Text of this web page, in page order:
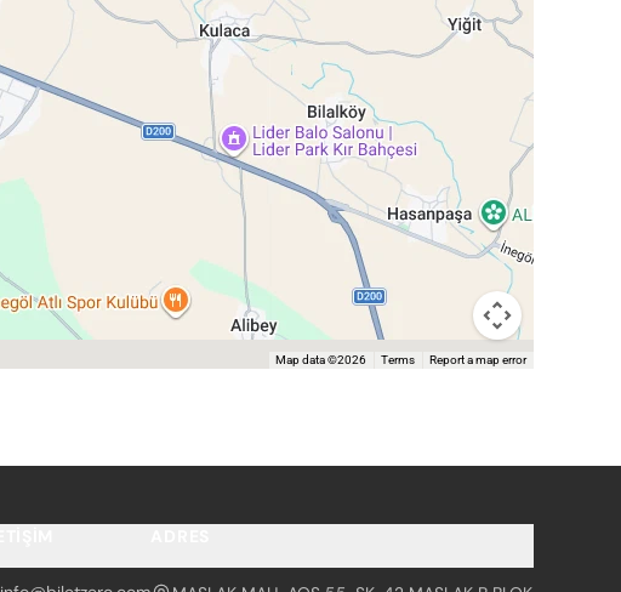
Map data ©2026 Terms Report a map error